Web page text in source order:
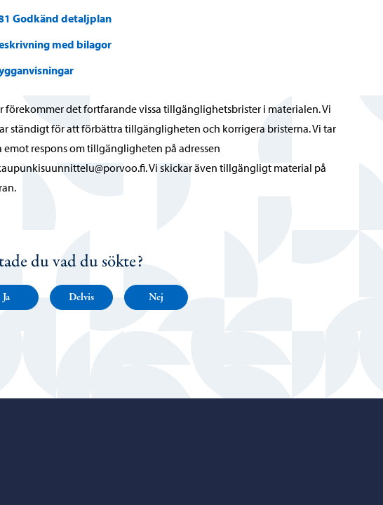
Godkänd detaljplan
med bilagor
förekommer det fortfarande vissa tillgänglighetsbrister i materialen. Vi
ständigt för att förbättra tillgängligheten och korrigera bristerna. Vi tar
emot respons om tillgängligheten på adressen
Vi skickar även tillgängligt material på
du vad du sökte?
Ja Delvis Nej